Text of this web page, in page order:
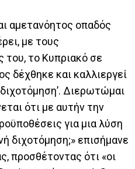
αμετανόητος οπαδός
με τους
του, το Κυπριακό σε
δέχθηκε και καλλιεργεί
Διερωτώμαι
ότι με αυτήν την
για μια λύση
διχοτόμηση;» επισήμανε
προσθέτοντας ότι «οι